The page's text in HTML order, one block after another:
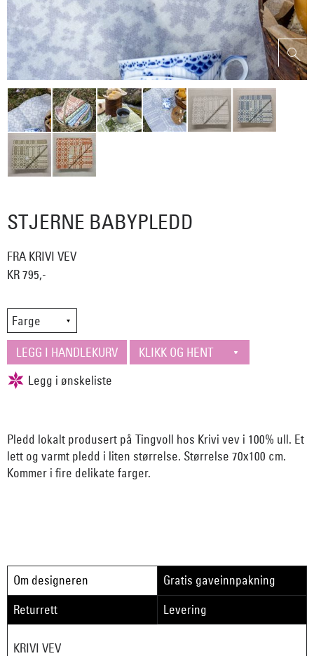
STJERNE BABYPLEDD
FRA KRIVI VEV
KR 795,-
Pledd lokalt produsert på Tingvoll hos Krivi vev i 100% ull. Et
lett og varmt pledd i liten størrelse. Størrelse 70x100 cm.
Kommer i fire delikate farger.
Om designeren
Gratis gaveinnpakning
Returrett
Levering
KRIVI VEV